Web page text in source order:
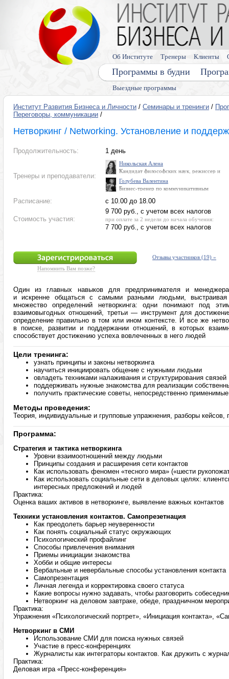
Выездные программы
Программы в будни
Об Институте Тренеры Клиенты
Институт Развития Бизнеса и Личности / Семинары и тренинги /
Переговоры, коммуникации /
Нетворкинг / Networking. Установление и
Продолжительность: 1 день
Тренеры и преподаватели:
Никольская Алена
Кандидат философских наук, режиссер и
психолог, M.A. NLP, trainer, гипнотерапевт
и шеф-коуч. Член международной
Эриксоновского Университета (Канада,
Ванкувер). Член союза журналистов,
ведущая и участница проектов на
федеральных телеканалах
Голубева Валентина
Бизнес-тренер по коммуникативным
лидерству. Знаток, общественный деятель,
кандидат технических наук. Дважды
обладательница «Хрустальной совы» -
высшей награды клуба интеллектуального
телевизионного клуба «Что? Где? Когда?»
Расписание: с 10.00 до 18.00
Стоимость участия:
9 700 руб., с учетом всех налогов
при оплате за 2 недели до начала обучения:
7 700 руб., с учетом всех налогов
Напомнить Вам позже?
Отзывы участников (19) »
Один из главных навыков для предпринимателя и
и искренне общаться с самыми разными людьми, выстраивая
множество определений нетворкинга: одни понимают под
взаимовыгодных отношений, третьи — инструмент для
определение правильно в том или ином контексте. И все же
в поиске, развитии и поддержании отношений, в которых
способствует достижению успеха вовлеченных в него людей
Цели тренинга:
узнать принципы и законы нетворкинга
научиться инициировать общение с нужными людьми
овладеть техниками налаживания и структурирования связей
поддерживать нужные знакомства для реализации
получить практические советы, непосредственно
Методы проведения:
Теория, индивидуальные и групповые упражнения, разборы кейсов,
Программа:
Стратегия и тактика нетворкинга
Уровни взаимоотношений между людьми
Принципы создания и расширения сети контактов
Как использовать феномен «тесного мира» («шести
Как использовать социальные сети в деловых целях:
интересных предложений и людей
Практика:
Оценка ваших активов в нетворкинге, выявление важных контактов
Техники установления контактов. Самопрезетнация
Как преодолеть барьер неуверенности
Как понять социальный статус окружающих
Психологический профайлинг
Способы привлечения внимания
Приемы инициации знакомства
Хобби и общие интересы
Вербальные и невербальные способы установления контакта
Самопрезентация
Личная легенда и корректировка своего статуса
Какие вопросы нужно задавать, чтобы разговорить
Нетворкинг на деловом завтраке, обеде, праздничном
Практика:
Упражнения «Психологический портрет», «Инициация контакта»,
Нетворкинг в СМИ
Использование СМИ для поиска нужных связей
Участие в пресс-конференциях
Журналисты как интеграторы контактов. Как дружить с
Практика:
Деловая игра «Пресс-конференция»